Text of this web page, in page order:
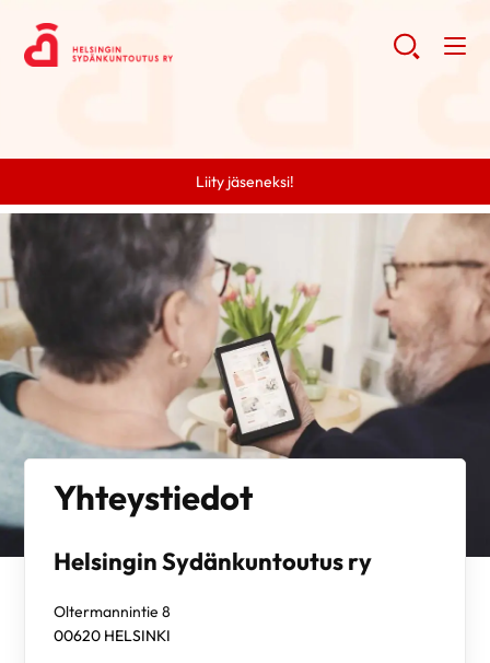
Liity jäseneksi!
Yhteystiedot
Helsingin Sydänkuntoutus ry
Oltermannintie 8
00620 HELSINKI